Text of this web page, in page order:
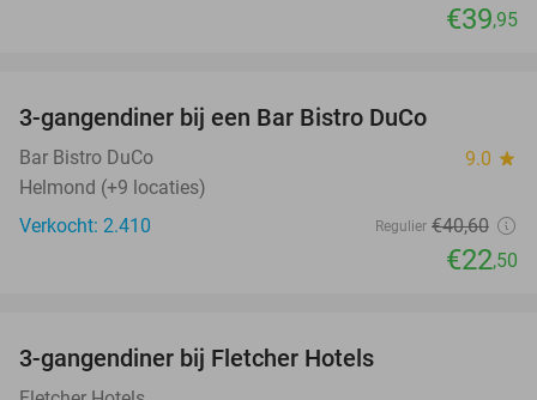
€39,95
3-gangendiner bij een Bar Bistro DuCo
Bar Bistro DuCo 9.0 star
Helmond (+9 locaties)
Verkocht: 2.410
Regulier €40,60
€22,50
3-gangendiner bij Fletcher Hotels